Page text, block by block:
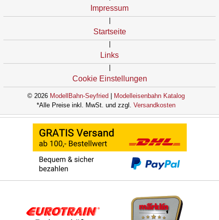
Impressum
Startseite
Links
Cookie Einstellungen
© 2026 ModellBahn-Seyfried
Modelleisenbahn Katalog
*Alle Preise inkl. MwSt. und zzgl. Versandkosten